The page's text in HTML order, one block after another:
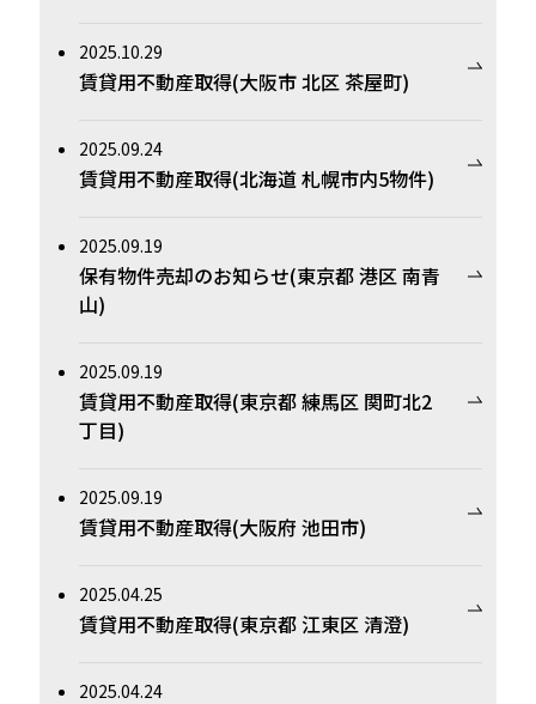
2025.10.29
賃貸用不動産取得(大阪市 北区 茶屋町)
2025.09.24
賃貸用不動産取得(北海道 札幌市内5物件)
2025.09.19
保有物件売却のお知らせ(東京都 港区 南青
山)
2025.09.19
賃貸用不動産取得(東京都 練馬区 関町北2
丁目)
2025.09.19
賃貸用不動産取得(大阪府 池田市)
2025.04.25
賃貸用不動産取得(東京都 江東区 清澄)
2025.04.24